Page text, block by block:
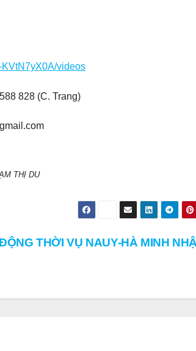
videos
828 (C. Trang)
THỊ DU
THỜI VỤ NAUY-HÀ MINH